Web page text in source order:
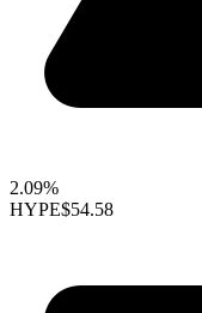
2.09%
HYPE$54.58